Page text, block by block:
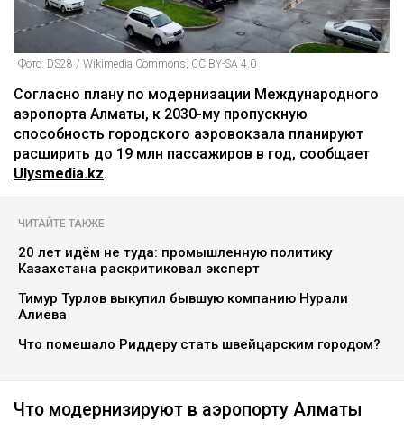
Фото: DS28 / Wikimedia Commons, CC BY-SA 4.0
Согласно плану по модернизации Международного
аэропорта Алматы, к 2030-му пропускную
способность городского аэровокзала планируют
расширить до 19 млн пассажиров в год, сообщает
Ulysmedia.kz.
ЧИТАЙТЕ ТАКЖЕ
20 лет идём не туда: промышленную политику
Казахстана раскритиковал эксперт
Тимур Турлов выкупил бывшую компанию Нурали
Алиева
Что помешало Риддеру стать швейцарским городом?
Что модернизируют в аэропорту Алматы